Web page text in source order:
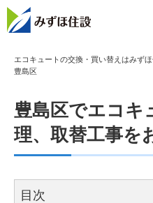
エコキュートの交換・買い替えはみず
豊島区
豊島区でエコキ
理、取替工事を
目次